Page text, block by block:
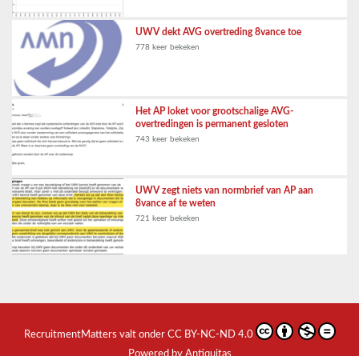
UWV dekt AVG overtreding 8vance toe
778 keer bekeken
Het AP loket voor grootschalige AVG-
overtredingen is permanent gesloten
743 keer bekeken
UWV zegt niets van normbrief van AP aan
8vance af te weten
721 keer bekeken
RecruitmentMatters valt onder CC BY-NC-ND 4.0
Powered by Antiquitas